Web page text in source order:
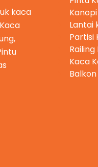
kaca
Lantai
Partisi
Kaca